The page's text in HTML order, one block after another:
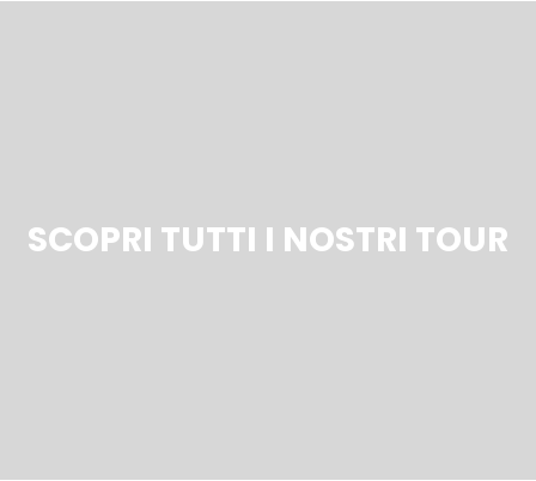
SCOPRI TUTTI I NOSTRI TOUR